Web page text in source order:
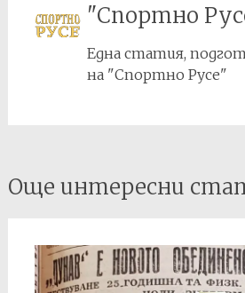
"Спортно
Една статия,
на "Спортно Русе"
Post
navigation
Още интересни